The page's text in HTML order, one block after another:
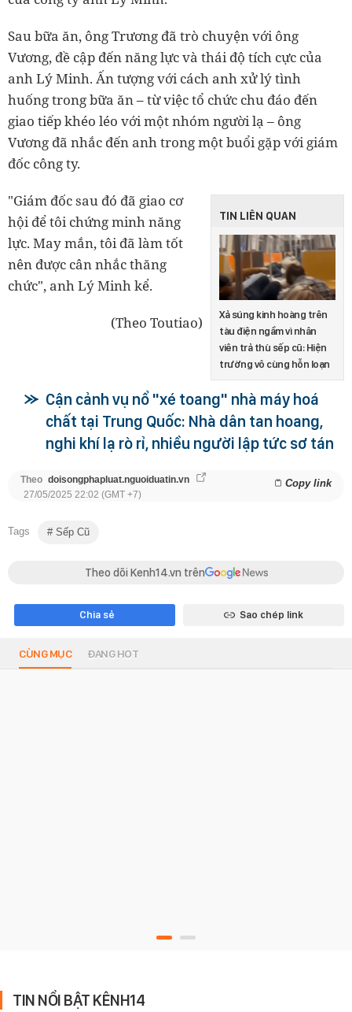
Sau bữa ăn, ông Trương đã trò chuyện với ông
Vương, đề cập đến năng lực và thái độ tích cực của
anh Lý Minh. Ấn tượng với cách anh xử lý tình
huống trong bữa ăn – từ việc tổ chức chu đáo đến
giao tiếp khéo léo với một nhóm người lạ – ông
Vương đã nhắc đến anh trong một buổi gặp với giám
đốc công ty.
TIN LIÊN QUAN
Xả súng kinh hoàng trên
tàu điện ngầm vì nhân
viên trả thù sếp cũ: Hiện
trường vô cùng hỗn loạn
"Giám đốc sau đó đã giao cơ
hội để tôi chứng minh năng
lực. May mắn, tôi đã làm tốt
nên được cân nhắc thăng
chức", anh Lý Minh kể.
(Theo Toutiao)
Cận cảnh vụ nổ "xé toang" nhà máy hoá
chất tại Trung Quốc: Nhà dân tan hoang,
nghi khí lạ rò rỉ, nhiều người lập tức sơ tán
Theo doisongphapluat.nguoiduatin.vn Copy link
27/05/2025 22:02 (GMT +7)
Tags Sếp Cũ
Theo dõi Kenh14.vn trên
Chia sẻ Sao chép link
CÙNG MỤC ĐANG HOT
TIN NỔI BẬT KÊNH14